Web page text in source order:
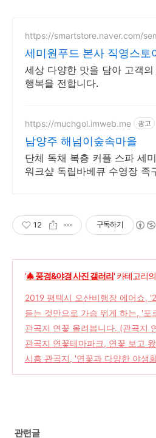
https://smartstore.naver.com/
세미원푸드 본사 직영스토
세상 다양한 맛을 담아 고객
행복을 전합니다.
https://muchgol.imweb.me 광고
남양주 해넘이숲속마을
단체 독채 복층 커플 스파 세
워크샾 독립바베큐 수영장 족구
12 구독하기
'🎄 풍경&야경 사진 갤러리 ' 카테고리
2019 평택시 오산비행장 에어쇼,
Air Power Day'
(4)
듣는 것만으로 가슴 뛰게 하는, '포
파이더','2019서울모터쇼'
(2)
관곡지 연꽃 올려봅니다. (관곡지
크)
(4)
관곡지 연꽃테마파크, 연꽃 보고
시흥 관곡지, '연꽃과 다양한 야생
관련글